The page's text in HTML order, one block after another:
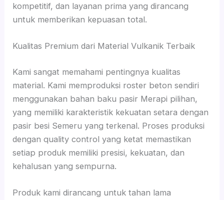
kompetitif, dan layanan prima yang dirancang
untuk memberikan kepuasan total.
Kualitas Premium dari Material Vulkanik Terbaik
Kami sangat memahami pentingnya kualitas
material. Kami memproduksi roster beton sendiri
menggunakan bahan baku pasir Merapi pilihan,
yang memiliki karakteristik kekuatan setara dengan
pasir besi Semeru yang terkenal. Proses produksi
dengan quality control yang ketat memastikan
setiap produk memiliki presisi, kekuatan, dan
kehalusan yang sempurna.
Produk kami dirancang untuk tahan lama